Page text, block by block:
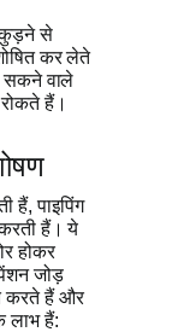
से
कर लेते
सकने वाले
हैं।
हैं, पाइपिंग
हैं। ये
होकर
जोड़
करते हैं और
लाभ हैं: